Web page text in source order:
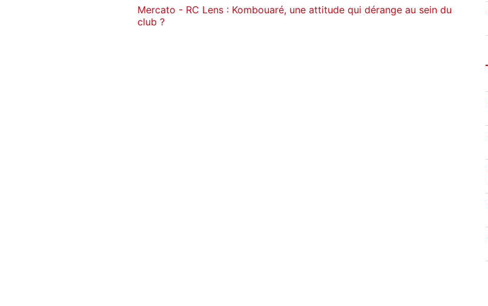
Mercato - RC Lens : Kombouaré, une attitude qui dérange au sein du
club ?